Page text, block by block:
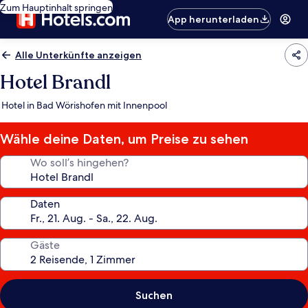
Zum Hauptinhalt springen
App herunterladen
Alle Unterkünfte anzeigen
Hotel Brandl
Hotel in Bad Wörishofen mit Innenpool
Wähle deine Daten, um Preise zu sehen
Wo soll’s hingehen?
Daten
Gäste
Suchen